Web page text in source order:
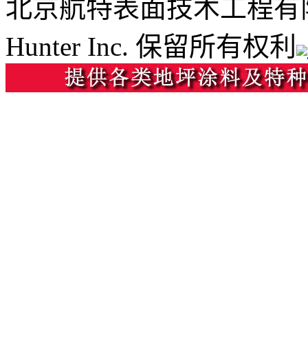
北京航特表面技术工程
Hunter Inc. 保留所有权利